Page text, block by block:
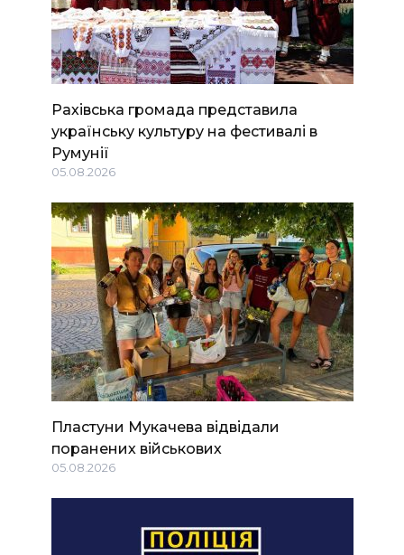
Рахівська громада представила
українську культуру на фестивалі в
Румунії
05.08.2026
Пластуни Мукачева відвідали
поранених військових
05.08.2026